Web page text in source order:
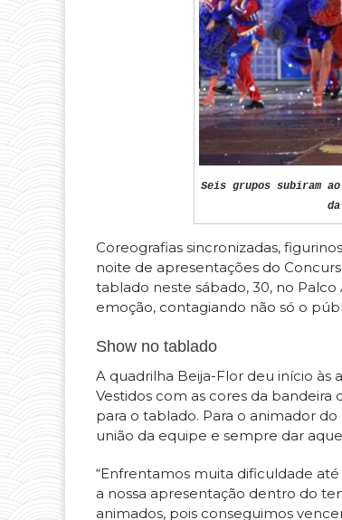
Seis grupos subiram
Coreografias sincronizadas,
noite de apresentações do
tablado neste sábado, 30, no
emoção, contagiando não só o
Show no tablado
A quadrilha Beija-Flor deu início às
Vestidos com as cores da
para o tablado. Para o animador
união da equipe e sempre dar
“Enfrentamos muita dificuldade
a nossa apresentação dentro do
animados, pois conseguimos